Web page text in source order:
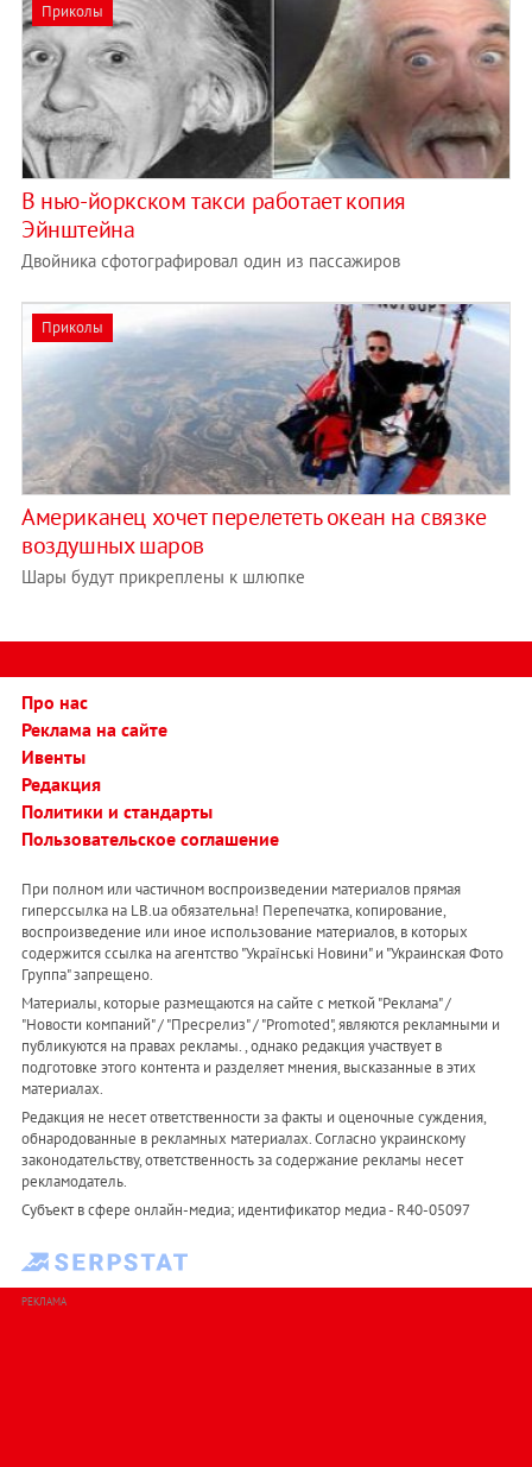
Приколы
В нью-йоркском такси работает копия
Эйнштейна
Двойника сфотографировал один из пассажиров
Приколы
Американец хочет перелететь океан на связке
воздушных шаров
Шары будут прикреплены к шлюпке
Про нас
Реклама на сайте
Ивенты
Редакция
Политики и стандарты
Пользовательское соглашение
При полном или частичном воспроизведении материалов прямая
гиперссылка на LB.ua обязательна! Перепечатка, копирование,
воспроизведение или иное использование материалов, в которых
содержится ссылка на агентство "Українськi Новини" и "Украинская Фото
Группа" запрещено.
Материалы, которые размещаются на сайте с меткой "Реклама" /
"Новости компаний" / "Пресрелиз" / "Promoted", являются рекламными и
публикуются на правах рекламы. , однако редакция участвует в
подготовке этого контента и разделяет мнения, высказанные в этих
материалах.
Редакция не несет ответственности за факты и оценочные суждения,
обнародованные в рекламных материалах. Согласно украинскому
законодательству, ответственность за содержание рекламы несет
рекламодатель.
Субъект в сфере онлайн-медиа; идентификатор медиа - R40-05097
РЕКЛАМА